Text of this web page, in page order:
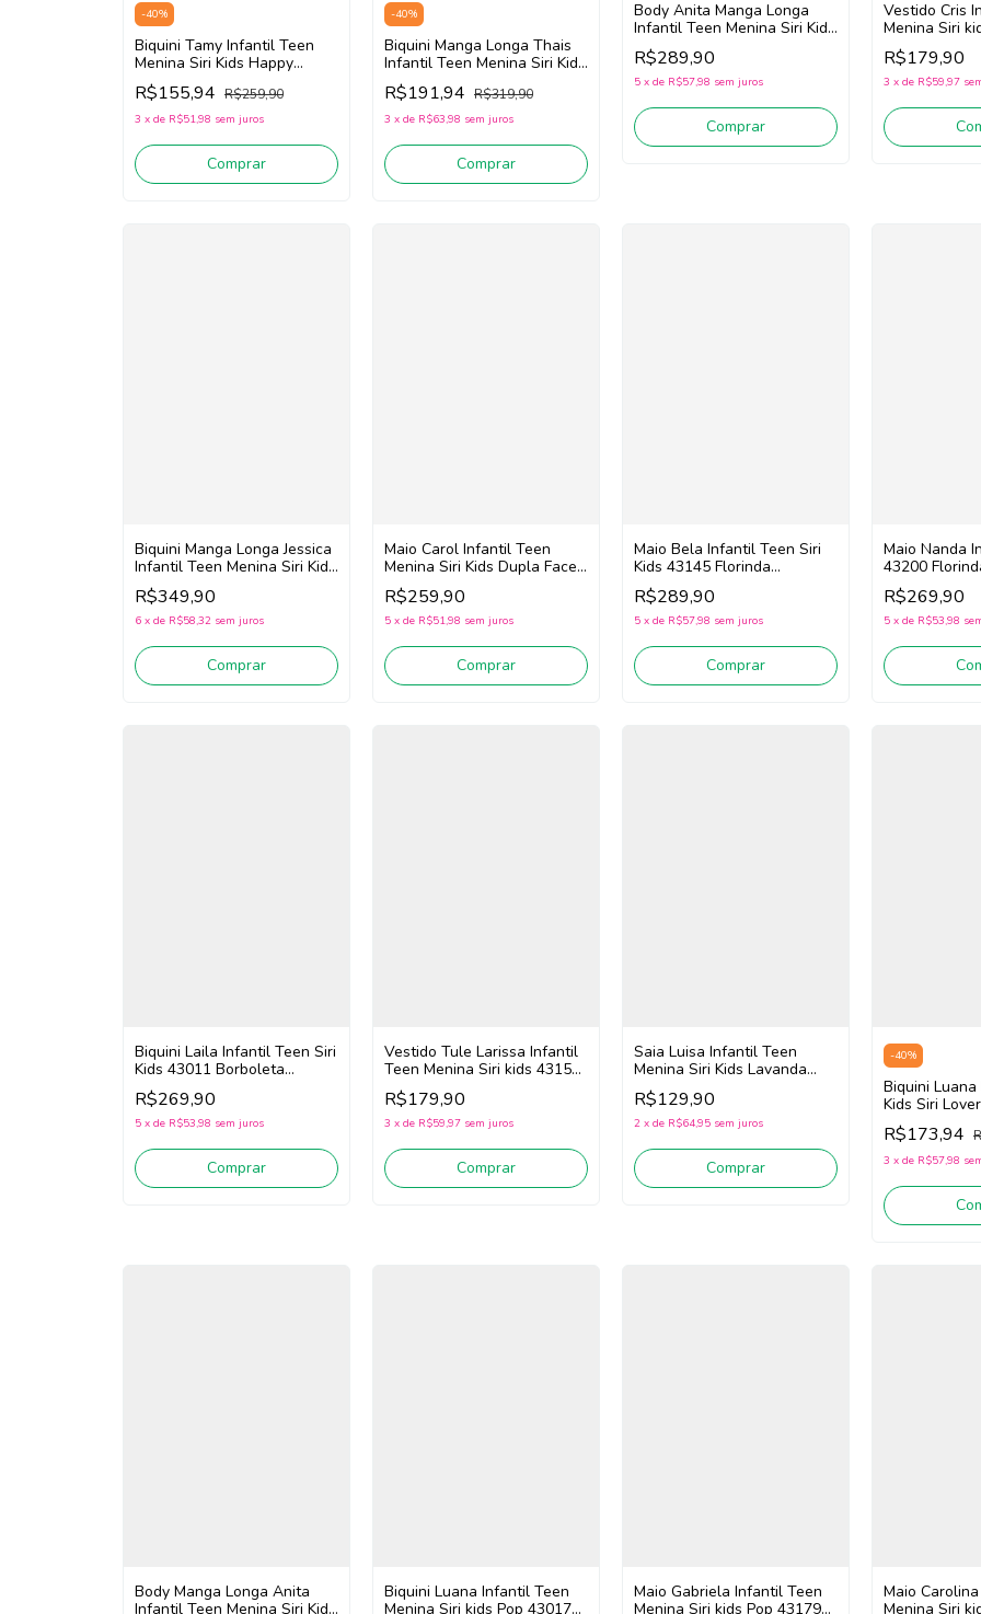
-40%
Biquini Tamy Infantil Teen
Menina Siri Kids Happy
Flower 40032 (Rosa/Laranja)
R$155,94 R$259,90
3 x de R$51,98 sem juros
Comprar
-40%
Biquini Manga Longa Thais
Infantil Teen Menina Siri Kids
Sweet Color 40106
(Azul/Rosa/Verde)
R$191,94 R$319,90
3 x de R$63,98 sem juros
Comprar
Body Anita Manga Longa
Infantil Teen Menina Siri Kids
43206 Picolé
(Rosa/Lilás/Amarelo)
R$289,90
5 x de R$57,98 sem juros
Comprar
Vestido Cris
Menina Siri
Zag (Rosa)
R$179,90
3 x de R$59,97
Biquini Manga Longa Jessica
Infantil Teen Menina Siri Kids
Vichy Limão 43246
(Azul/Amarelo)
R$349,90
6 x de R$58,32 sem juros
Comprar
Maio Carol Infantil Teen
Menina Siri Kids Dupla Face
43099 Gummy (Rosa
/Marinho)
R$259,90
5 x de R$51,98 sem juros
Comprar
Maio Bela Infantil Teen Siri
Kids 43145 Florinda
(Amarelo/Rosa/Roxo)
R$289,90
5 x de R$57,98 sem juros
Comprar
Maio Nanda
43200
(/Amarelo/
R$269,90
5 x de R$53,98
Biquini Laila Infantil Teen Siri
Kids 43011 Borboleta
(Rosa/Amarelo)
R$269,90
5 x de R$53,98 sem juros
Comprar
Vestido Tule Larissa Infantil
Teen Menina Siri kids 43153
(Amarelo fluor)
R$179,90
3 x de R$59,97 sem juros
Comprar
Saia Luisa Infantil Teen
Menina Siri Kids Lavanda
43065 (Lilás)
R$129,90
2 x de R$64,95 sem juros
Comprar
-40%
Biquini
Kids Siri
R$173,94
3 x de R$57,98
Body Manga Longa Anita
Infantil Teen Menina Siri Kids
Biquini Luana Infantil Teen
Menina Siri kids Pop 43017
Maio Gabriela Infantil Teen
Menina Siri kids Pop 43179
Maio
Menina Siri